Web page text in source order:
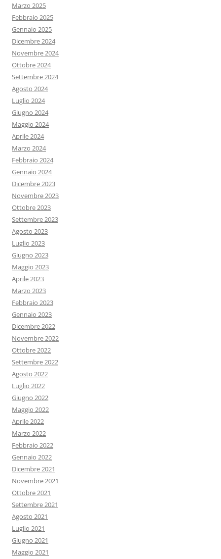
Marzo 2025
Febbraio 2025
Gennaio 2025
Dicembre 2024
Novembre 2024
Ottobre 2024
Settembre 2024
Agosto 2024
Luglio 2024
Giugno 2024
Maggio 2024
Aprile 2024
Marzo 2024
Febbraio 2024
Gennaio 2024
Dicembre 2023
Novembre 2023
Ottobre 2023
Settembre 2023
Agosto 2023
Luglio 2023
Giugno 2023
Maggio 2023
Aprile 2023
Marzo 2023
Febbraio 2023
Gennaio 2023
Dicembre 2022
Novembre 2022
Ottobre 2022
Settembre 2022
Agosto 2022
Luglio 2022
Giugno 2022
Maggio 2022
Aprile 2022
Marzo 2022
Febbraio 2022
Gennaio 2022
Dicembre 2021
Novembre 2021
Ottobre 2021
Settembre 2021
Agosto 2021
Luglio 2021
Giugno 2021
Maggio 2021